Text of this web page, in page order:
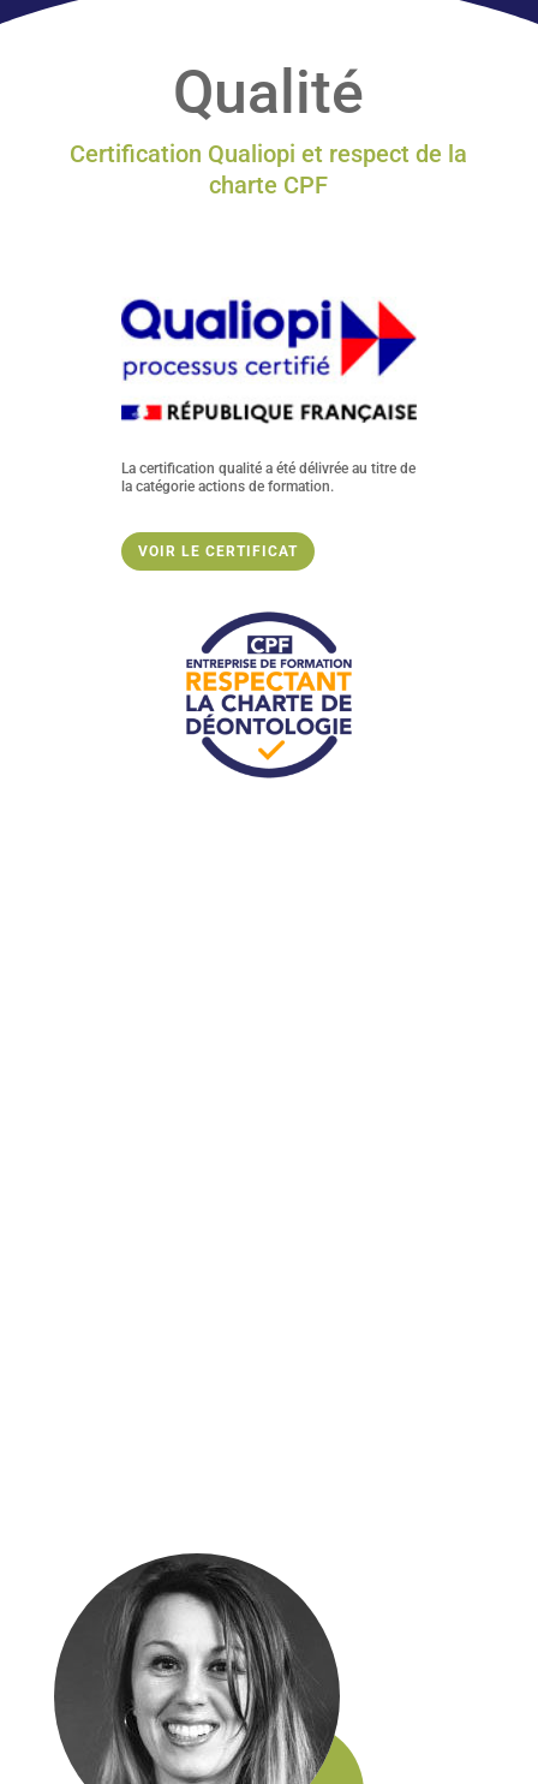
Qualité
Certification Qualiopi et respect de la
charte CPF
La certification qualité a été délivrée au titre de
la catégorie actions de formation.
VOIR LE CERTIFICAT